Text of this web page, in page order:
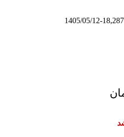
-
1405/05/12